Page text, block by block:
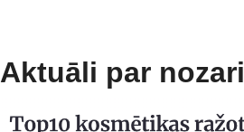
Aktuāli par nozari